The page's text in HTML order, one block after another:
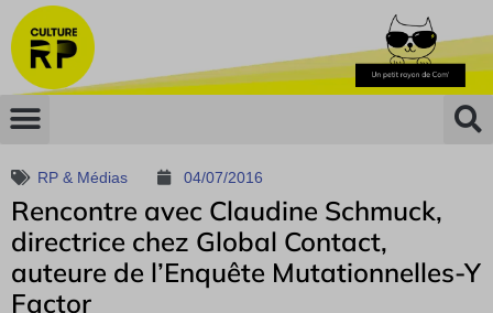
RP & Médias 04/07/2016
Rencontre avec Claudine Schmuck,
directrice chez Global Contact,
auteure de l’Enquête Mutationnelles-Y
Factor